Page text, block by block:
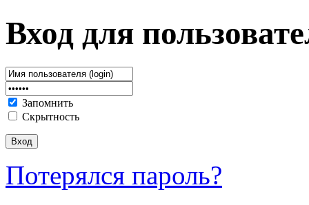
Вход для
Запомнить
Скрытность
Потерялся пароль?